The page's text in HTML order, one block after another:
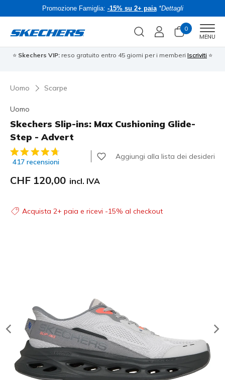
Promozione Famiglia: -15% su 2+ paia *Dettagli
0
MENU
⭐ Skechers VIP: reso gratuito entro 45 giorni per i memberi Iscriviti ⭐
Uomo Scarpe
Uomo
Skechers Slip-ins: Max Cushioning Glide-
Step - Advert
Valutazione cliente 3.9 su 5
417 recensioni
Aggiungi alla lista dei desideri
CHF 120,00 incl. IVA
Acquista 2+ paia e ricevi -15% al checkout